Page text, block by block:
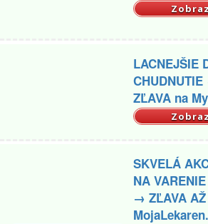
LACNEJŠIE
ZĽAVA na
SKVELÁ
NA
→ ZĽAVA AŽ